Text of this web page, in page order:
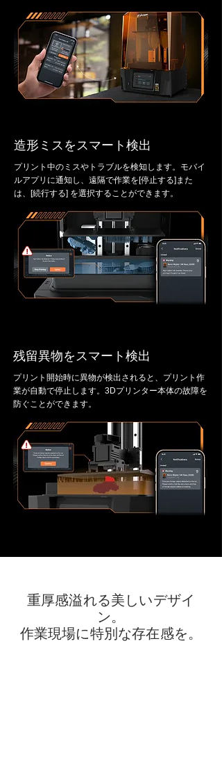
造形ミスをスマート検出
プリント中のミスやトラブルを検知します。モバイ
ルアプリに通知し、遠隔で作業を[停止する]また
は、[続行する] を選択することができます。
残留異物をスマート検出
プリント開始時に異物が検出されると、プリント作
業が自動で停止します。3Dプリンター本体の故障を
防ぐことができます。
重厚感溢れる美しいデザイ
ン。
作業現場に特別な存在感を。